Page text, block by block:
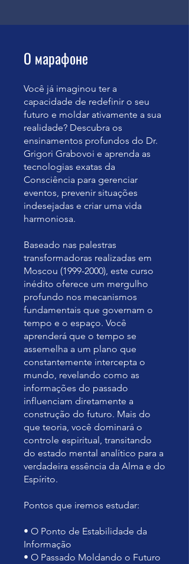
О марафоне
Você já imaginou ter a
capacidade de redefinir o seu
futuro e moldar ativamente a sua
realidade? Descubra os
ensinamentos profundos do Dr.
Grigori Grabovoi e aprenda as
tecnologias exatas da
Consciência para gerenciar
eventos, prevenir situações
indesejadas e criar uma vida
harmoniosa.
Baseado nas palestras
transformadoras realizadas em
Moscou (1999-2000), este curso
inédito oferece um mergulho
profundo nos mecanismos
fundamentais que governam o
tempo e o espaço. Você
aprenderá que o tempo se
assemelha a um plano que
constantemente intercepta o
mundo, revelando como as
informações do passado
influenciam diretamente a
construção do futuro. Mais do
que teoria, você dominará o
controle espiritual, transitando
do estado mental analítico para a
verdadeira essência da Alma e do
Espírito.
Pontos que iremos estudar:
• O Ponto de Estabilidade da
Informação
• O Passado Moldando o Futuro